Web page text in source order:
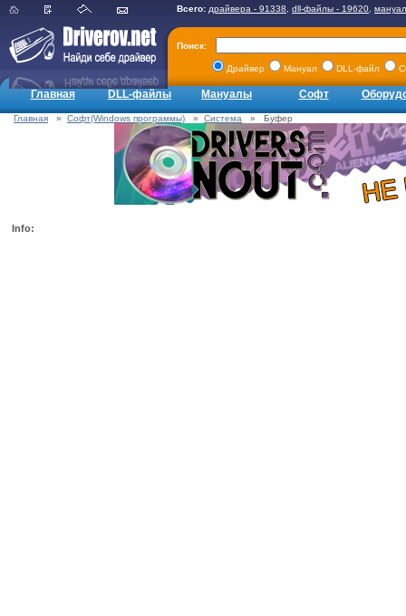
Всего: драйвера - 91338 dll-файлы - 19620
Поиск:
Драйвер Мануал DLL-файл
Главная DLL-файлы Мануалы Софт
Главная » Софт(Windows программы) » Система » Буфер
Info: